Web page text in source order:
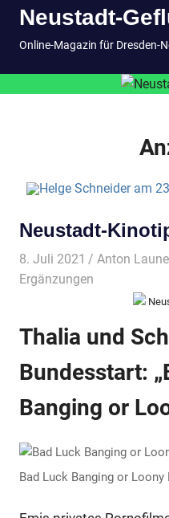
InhaltNeustadt-
Online-Magazin für Dresden-
Neustadt-
8. Juli 2021 Anton
Ergänzungen
Thalia und
Bundesstart:
Banging or
Bad Luck Banging or Loony